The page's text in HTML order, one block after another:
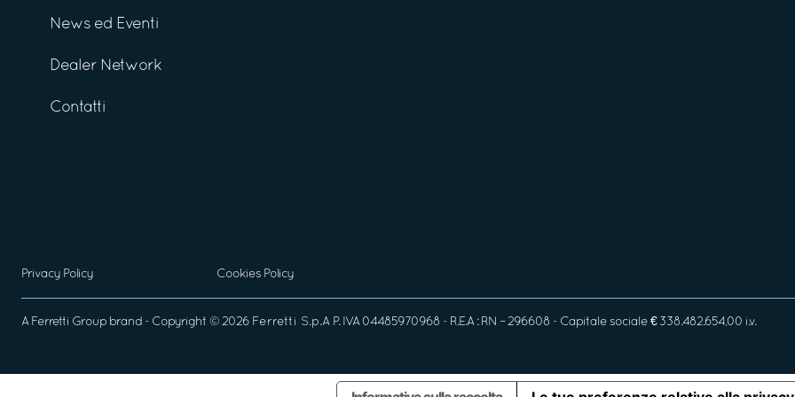
News ed Eventi
Dealer Network
Contatti
Privacy Policy Cookies Policy
A Ferretti Group brand - Copyright © 2026 Ferretti S.p.A P. IVA 04485970968 - R.E.A : RN – 296608 - Capitale sociale € 338.482.654,00 i.v.